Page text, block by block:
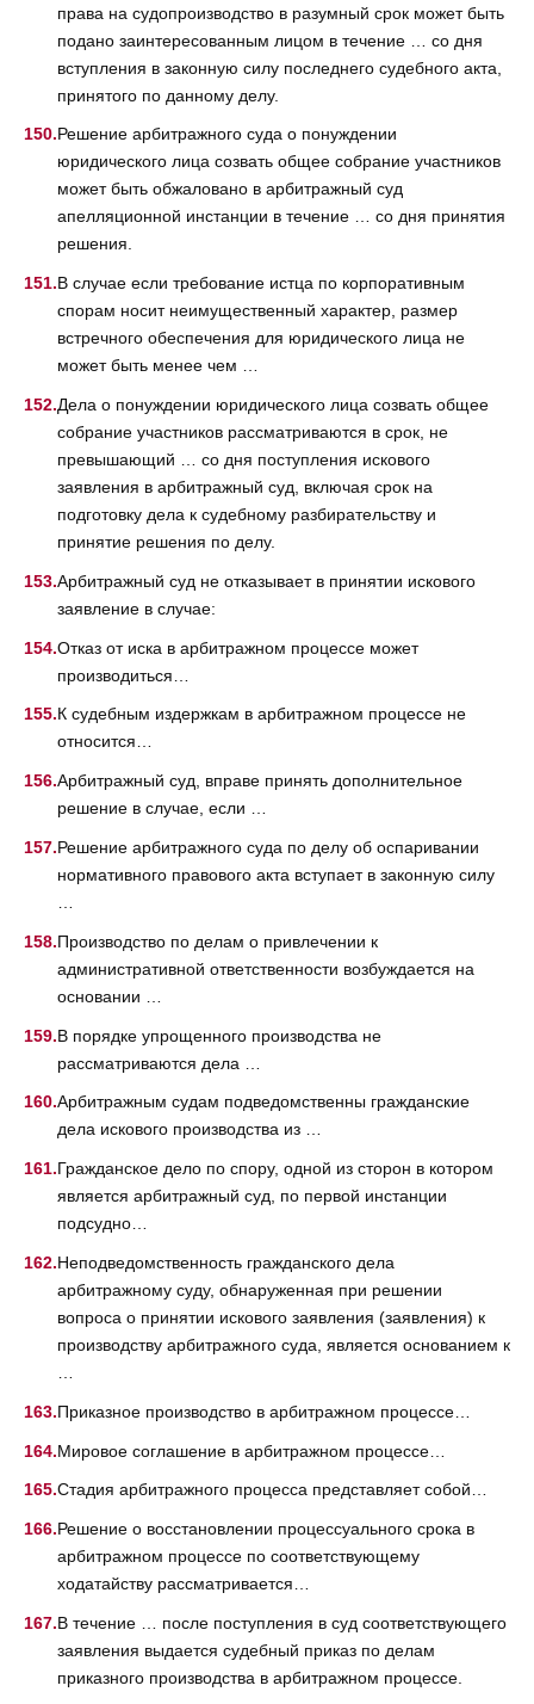
права на судопроизводство в разумный срок может быть
подано заинтересованным лицом в течение … со дня
вступления в законную силу последнего судебного акта,
принятого по данному делу.
Решение арбитражного суда о понуждении
юридического лица созвать общее собрание участников
может быть обжаловано в арбитражный суд
апелляционной инстанции в течение … со дня принятия
решения.
В случае если требование истца по корпоративным
спорам носит неимущественный характер, размер
встречного обеспечения для юридического лица не
может быть менее чем …
Дела о понуждении юридического лица созвать общее
собрание участников рассматриваются в срок, не
превышающий … со дня поступления искового
заявления в арбитражный суд, включая срок на
подготовку дела к судебному разбирательству и
принятие решения по делу.
Арбитражный суд не отказывает в принятии искового
заявление в случае:
Отказ от иска в арбитражном процессе может
производиться…
К судебным издержкам в арбитражном процессе не
относится…
Арбитражный суд, вправе принять дополнительное
решение в случае, если …
Решение арбитражного суда по делу об оспаривании
нормативного правового акта вступает в законную силу
Производство по делам о привлечении к
административной ответственности возбуждается на
основании …
В порядке упрощенного производства не
рассматриваются дела …
Арбитражным судам подведомственны гражданские
дела искового производства из …
Гражданское дело по спору, одной из сторон в котором
является арбитражный суд, по первой инстанции
подсудно…
Неподведомственность гражданского дела
арбитражному суду, обнаруженная при решении
вопроса о принятии искового заявления (заявления) к
производству арбитражного суда, является основанием к
Приказное производство в арбитражном процессе…
Мировое соглашение в арбитражном процессе…
Стадия арбитражного процесса представляет собой…
Решение о восстановлении процессуального срока в
арбитражном процессе по соответствующему
ходатайству рассматривается…
В течение … после поступления в суд соответствующего
заявления выдается судебный приказ по делам
приказного производства в арбитражном процессе.